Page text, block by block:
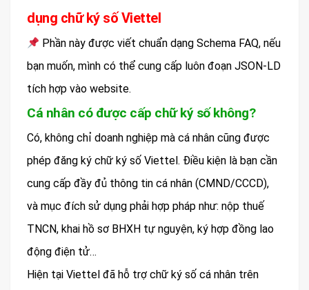
dụng chữ ký số Viettel
Phần này được viết chuẩn dạng Schema FAQ, nếu
bạn muốn, mình có thể cung cấp luôn đoạn JSON-LD
tích hợp vào website.
Cá nhân có được cấp chữ ký số không?
Có, không chỉ doanh nghiệp mà cá nhân cũng được
phép đăng ký chữ ký số Viettel. Điều kiện là bạn cần
cung cấp đầy đủ thông tin cá nhân (CMND/CCCD),
và mục đích sử dụng phải hợp pháp như: nộp thuế
TNCN, khai hồ sơ BHXH tự nguyện, ký hợp đồng lao
động điện tử…
Hiện tại Viettel đã hỗ trợ chữ ký số cá nhân trên